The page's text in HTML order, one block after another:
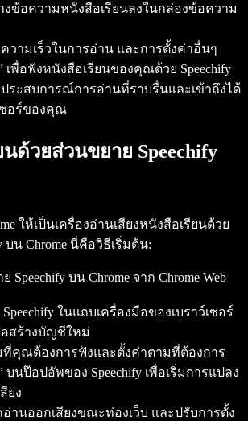
งข้อความหนังสือเรียนลงในกล่องข้อความ
ความเร็วในการอ่าน และการตั้งค่าอื่นๆ
เพื่อฟังหนังสือเรียนของคุณด้วย Speechify
ระสบการณ์การอ่านที่ราบรื่นและเข้าถึงได้
ซอร์ของคุณ
ด้วยส่วนขยาย Speechify
ให้เป็นเครื่องอ่านเสียงหนังสือเรียนด้วย
บน Chrome นี่คือวิธีเริ่มต้น:
Speechify บน Chrome จาก Chrome Web
ในแถบเครื่องมือของเบราว์เซอร์
อสร้างบัญชีใหม่
ที่คุณต้องการฟังและตั้งค่าตามที่ต้องการ
บนป๊อปอัพของ Speechify เพื่อเริ่มการแปลง
ยง
านออกเสียงขณะท่องเว็บ และปรับการตั้ง